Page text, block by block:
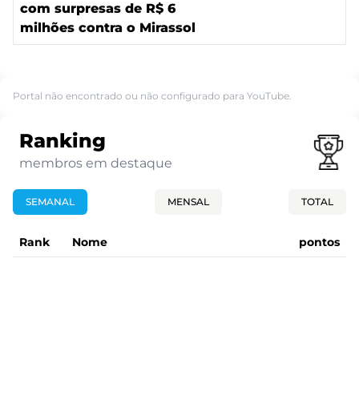
com surpresas de R$ 6
milhões contra o Mirassol
Portal não encontrado ou não configurado para YouTube.
Ranking
membros em destaque
SEMANAL MENSAL TOTAL
Rank Nome pontos